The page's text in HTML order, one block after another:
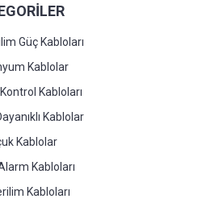
Güç Kabloları
Kablolar
Kabloları
Kablolar
Kablolar
Kabloları
Kabloları